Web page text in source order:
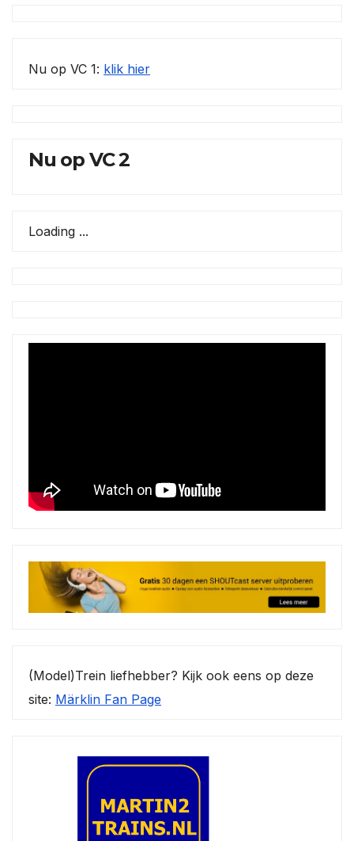
Nu op VC 1: klik hier
Nu op VC 2
Loading ...
(Model)Trein liefhebber? Kijk ook eens op deze
site: Märklin Fan Page